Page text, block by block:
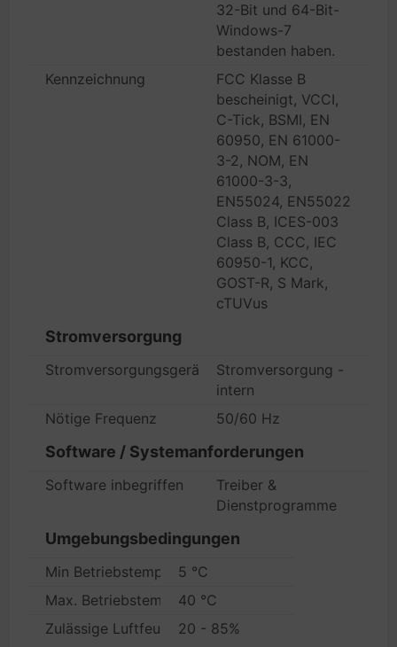
32-Bit und 64-Bit-
Windows-7
bestanden haben.
Kennzeichnung
FCC Klasse B
bescheinigt, VCCI,
C-Tick, BSMI, EN
60950, EN 61000-
3-2, NOM, EN
61000-3-3,
EN55024, EN55022
Class B, ICES-003
Class B, CCC, IEC
60950-1, KCC,
GOST-R, S Mark,
cTUVus
Stromversorgung
Stromversorgungsgerät
Stromversorgung -
intern
Nötige Frequenz
50/60 Hz
Software / Systemanforderungen
Software inbegriffen
Treiber &
Dienstprogramme
Umgebungsbedingungen
Min Betriebstemperatur
5 °C
Max. Betriebstemperatur
40 °C
Zulässige Luftfeuchtigkeit im Betrieb
20 - 85%